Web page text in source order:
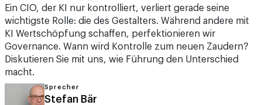
Ein CIO, der KI nur kontrolliert, verliert gerade seine
wichtigste Rolle: die des Gestalters. Während andere mit
KI Wertschöpfung schaffen, perfektionieren wir
Governance. Wann wird Kontrolle zum neuen Zaudern?
Diskutieren Sie mit uns, wie Führung den Unterschied
macht.
Sprecher
Stefan Bär